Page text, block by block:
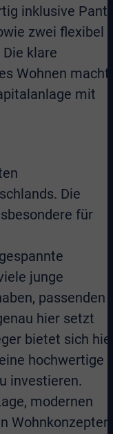
inklusive
zwei flexibel
klare
Wohnen macht
mit
Die
für
junge
passenden
hier setzt
bietet sich
hochwertige
investieren.
modernen
Wohnkonzepten